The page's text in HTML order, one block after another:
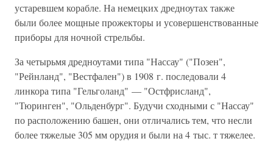
устаревшем корабле. На немецких дредноутах также
были более мощные прожекторы и усовершенствованные
приборы для ночной стрельбы.
За четырьмя дредноутами типа "Нассау" ("Позен",
"Рейнланд", "Вестфален") в 1908 г. последовали 4
линкора типа "Гельголанд" — "Остфрисланд",
"Тюринген", "Ольденбург". Будучи сходными с "Нассау"
по расположению башен, они отличались тем, что несли
более тяжелые 305 мм орудия и были на 4 тыс. т тяжелее.